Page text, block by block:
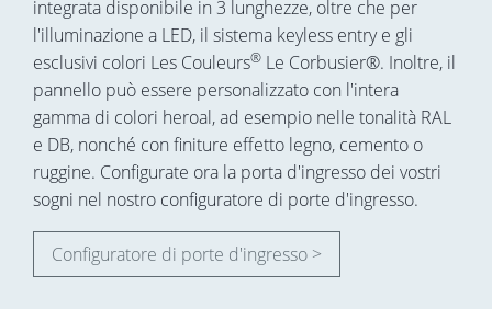
integrata disponibile in 3 lunghezze, oltre che per
l'illuminazione a LED, il sistema keyless entry e gli
esclusivi colori Les Couleurs® Le Corbusier®. Inoltre, il
pannello può essere personalizzato con l'intera
gamma di colori heroal, ad esempio nelle tonalità RAL
e DB, nonché con finiture effetto legno, cemento o
ruggine. Configurate ora la porta d'ingresso dei vostri
sogni nel nostro configuratore di porte d'ingresso.
Configuratore di porte d'ingresso >